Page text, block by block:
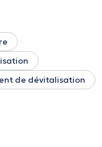
de dévitalisation